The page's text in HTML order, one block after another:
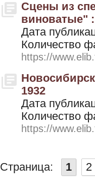
Сцены из
виноватые"
Дата
Количество
https://
1932
Дата
Количество
https://
Страница: 1 2